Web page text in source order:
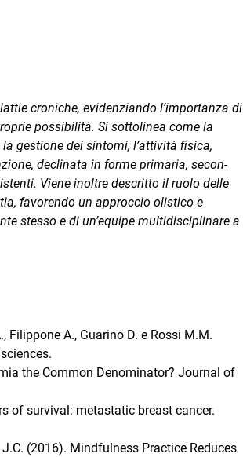
croniche, evidenziando l’importanza di
possibilità. Si sottolinea come la
gestione dei sintomi, l’attività fisica,
declinata in forme primaria, secon­
Viene inoltre descritto il ruolo delle
favorendo un approccio olistico e
stesso e di un’equipe multidi­sciplinare a
Filippone A., Guarino D. e Rossi M.M.
the Common Denominator? Journal of
of survival: metastatic breast cancer.
J.C. (2016). Mindfulness Practice Reduces